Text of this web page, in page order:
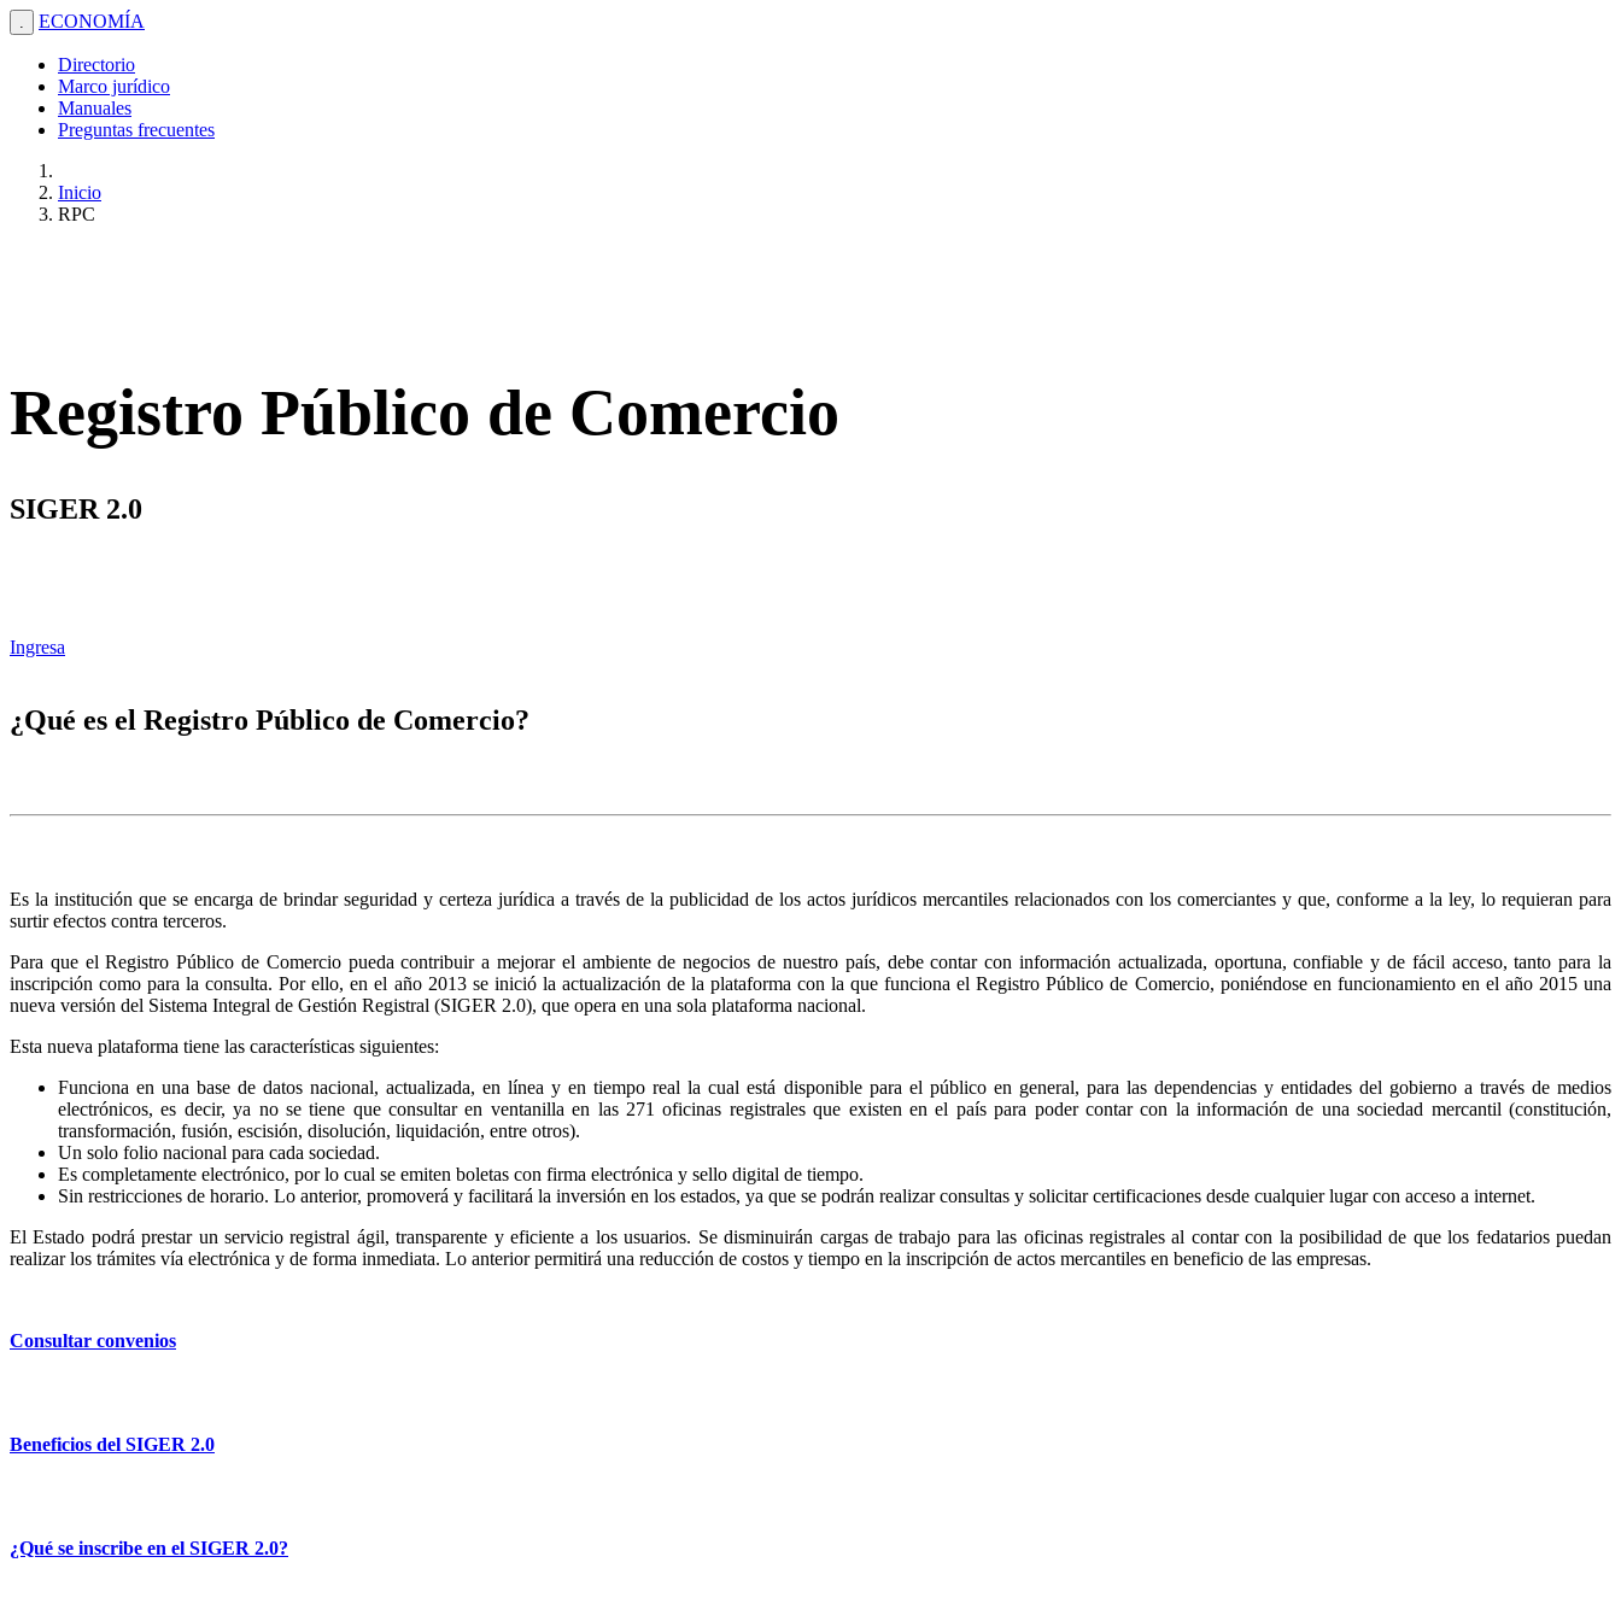
. ECONOMÍA
Directorio
Marco jurídico
Manuales
Preguntas frecuentes
Inicio
RPC
Registro Público de Comercio
SIGER 2.0
Ingresa
¿Qué es el Registro Público de Comercio?
Es la institución que se encarga de brindar seguridad y certeza jurídica a través de la publicidad de los actos jurídicos mercantiles relacionados con los comerciantes y que, conforme a la ley, lo requieran para
surtir efectos contra terceros.
Para que el Registro Público de Comercio pueda contribuir a mejorar el ambiente de negocios de nuestro país, debe contar con información actualizada, oportuna, confiable y de fácil acceso, tanto para la
inscripción como para la consulta. Por ello, en el año 2013 se inició la actualización de la plataforma con la que funciona el Registro Público de Comercio, poniéndose en funcionamiento en el año 2015 una
nueva versión del Sistema Integral de Gestión Registral (SIGER 2.0), que opera en una sola plataforma nacional.
Esta nueva plataforma tiene las características siguientes:
Funciona en una base de datos nacional, actualizada, en línea y en tiempo real la cual está disponible para el público en general, para las dependencias y entidades del gobierno a través de medios
electrónicos, es decir, ya no se tiene que consultar en ventanilla en las 271 oficinas registrales que existen en el país para poder contar con la información de una sociedad mercantil (constitución,
transformación, fusión, escisión, disolución, liquidación, entre otros).
Un solo folio nacional para cada sociedad.
Es completamente electrónico, por lo cual se emiten boletas con firma electrónica y sello digital de tiempo.
Sin restricciones de horario. Lo anterior, promoverá y facilitará la inversión en los estados, ya que se podrán realizar consultas y solicitar certificaciones desde cualquier lugar con acceso a internet.
El Estado podrá prestar un servicio registral ágil, transparente y eficiente a los usuarios. Se disminuirán cargas de trabajo para las oficinas registrales al contar con la posibilidad de que los fedatarios puedan
realizar los trámites vía electrónica y de forma inmediata. Lo anterior permitirá una reducción de costos y tiempo en la inscripción de actos mercantiles en beneficio de las empresas.
Consultar convenios
Beneficios del SIGER 2.0
¿Qué se inscribe en el SIGER 2.0?